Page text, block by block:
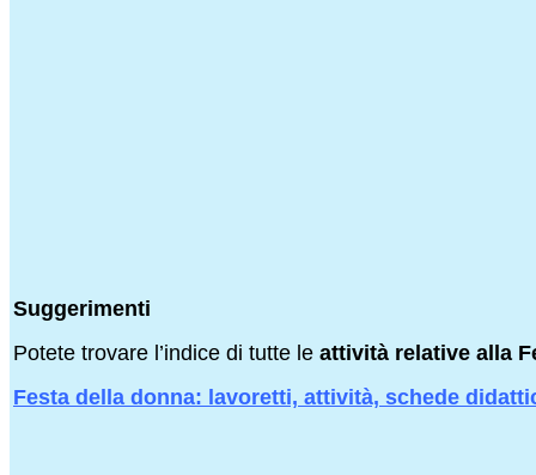
Suggerimenti
Potete trovare l’indice di tutte le attività relative alla
Festa della donna: lavoretti, attività, schede